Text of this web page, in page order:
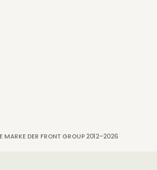
DER FRONT GROUP 2012–2026